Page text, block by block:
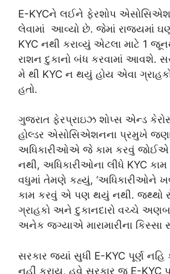
E-KYCને લઈને ફેરશોપ એસોસિએશન
લેવામાં આવ્યો છે. જેમાં રાજ્યમાં
KYC નથી કરાવ્યું એટલા માટે 1
રાશન દુકાનો બંધ કરવામાં આવશે.
મે થી KYC ન થયું હોય એવા
હતો.
ગુજરાત ફેરપ્રાઇઝ શોપ્સ એન્ડ
હોલ્ડર એસોસિએશનના પ્રમુખે
અધિકારીઓએ જે કામ કરવું
નથી, અધિકારીઓના લીધે KYC
વધુમાં તેમણે કહ્યું, ‘અધિકારીઓને
કામ કરવું એ પણ થયું નથી. જથ્થો
ગ્રાહકો અને દુકાનદારો વચ્ચે
અનેક જગ્યાએ મારામારીના કિસ્સા
સરકાર જ્યાં સુધી E-KYC પૂર્ણ નહિ
નહીં કરાય, હવે સરકાર જ E-KYC